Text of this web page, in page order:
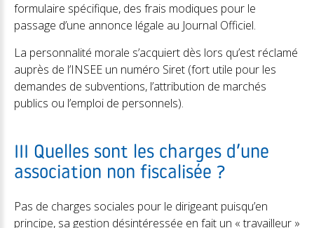
formulaire spécifique, des frais modiques pour le
passage d’une annonce légale au Journal Officiel.
La personnalité morale s’acquiert dès lors qu’est réclamé
auprès de l’INSEE un numéro Siret (fort utile pour les
demandes de subventions, l’attribution de marchés
publics ou l’emploi de personnels).
III Quelles sont les charges d’une
association non fiscalisée ?
Pas de charges sociales pour le dirigeant puisqu’en
principe, sa gestion désintéressée en fait un « travailleur »